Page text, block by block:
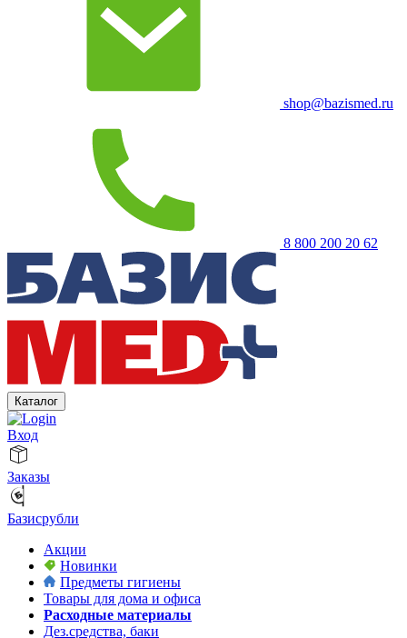
shop@bazismed.ru
8 800 200 20 62
Каталог
Вход
Заказы
Базисрубли
Акции
Новинки
Предметы гигиены
Товары для дома и офиса
Расходные материалы
Дез.средства, баки